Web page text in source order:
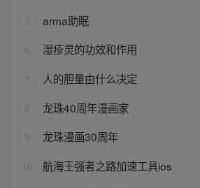
5 arma助眠
6 湿疹灵的功效和作用
7 人的胆量由什么决定
8 龙珠40周年漫画家
9 龙珠漫画30周年
10 航海王强者之路加速工具ios